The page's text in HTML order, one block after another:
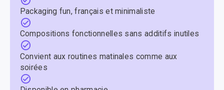
Packaging fun, français et minimaliste
Compositions fonctionnelles sans additifs inutiles
Convient aux routines matinales comme aux
soirées